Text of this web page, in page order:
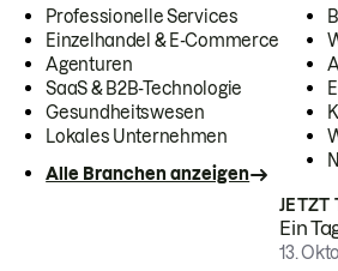
Professionelle Services
Einzelhandel & E-Commerce
Agenturen
SaaS & B2B-Technologie
Gesundheitswesen
Lokales Unternehmen
Alle Branchen anzeigen
JETZT
Ein
13.